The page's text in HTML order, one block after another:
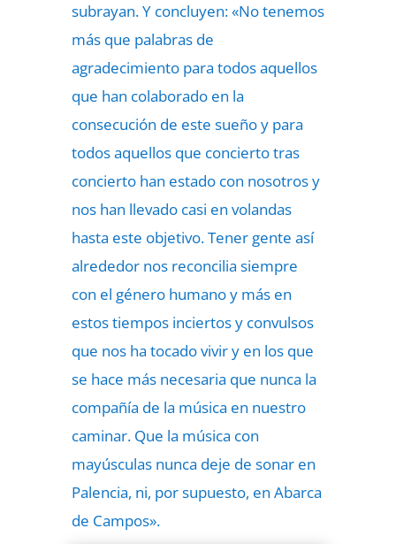
subrayan. Y concluyen: «No tenemos
más que palabras de
agradecimiento para todos aquellos
que han colaborado en la
consecución de este sueño y para
todos aquellos que concierto tras
concierto han estado con nosotros y
nos han llevado casi en volandas
hasta este objetivo. Tener gente así
alrededor nos reconcilia siempre
con el género humano y más en
estos tiempos inciertos y convulsos
que nos ha tocado vivir y en los que
se hace más necesaria que nunca la
compañía de la música en nuestro
caminar. Que la música con
mayúsculas nunca deje de sonar en
Palencia, ni, por supuesto, en Abarca
de Campos».